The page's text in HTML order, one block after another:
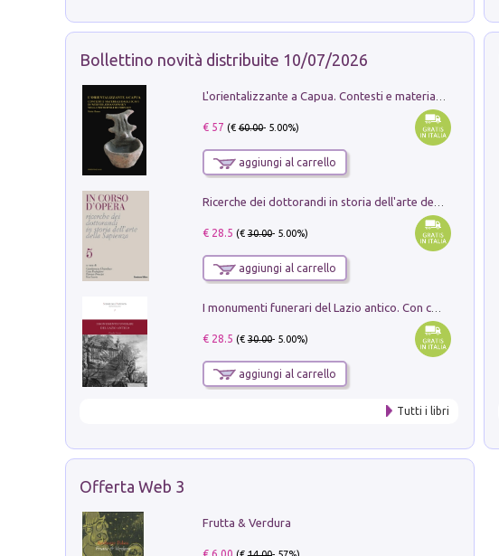
Bollettino novità distribuite 10/07/2026
€ 57 (€60.00- 5.00%)
aggiungi al carrello
€ 28.5 (€30.00- 5.00%)
aggiungi al carrello
I monumenti funerari del Lazio antico. Con cartella con tavole
€ 28.5 (€30.00- 5.00%)
aggiungi al carrello
Tutti i libri
Offerta Web 3
Frutta & Verdura